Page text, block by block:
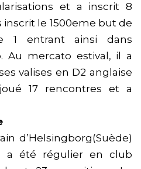
et a inscrit 8
inscrit le 1500eme but de
1 entrant ainsi dans
Au mercato estival, il a
valises en D2 anglaise
17 rencontres et a
d’Helsingborg(Suède)
a été régulier en club